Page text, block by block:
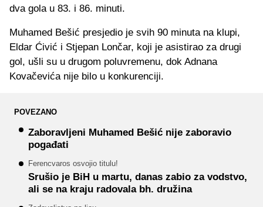
dva gola u 83. i 86. minuti.
Muhamed Bešić presjedio je svih 90 minuta na klupi,
Eldar Ćivić i Stjepan Lončar, koji je asistirao za drugi
gol, ušli su u drugom poluvremenu, dok Adnana
Kovačevića nije bilo u konkurenciji.
POVEZANO
Zaboravljeni Muhamed Bešić nije zaboravio
pogađati
Ferencvaros osvojio titulu!
Srušio je BiH u martu, danas zabio za vodstvo,
ali se na kraju radovala bh. družina